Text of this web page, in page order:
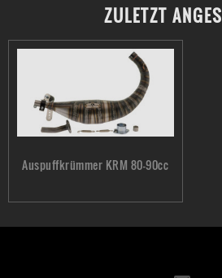
ZULETZT
Auspuffkrümmer KRM 80-90cc